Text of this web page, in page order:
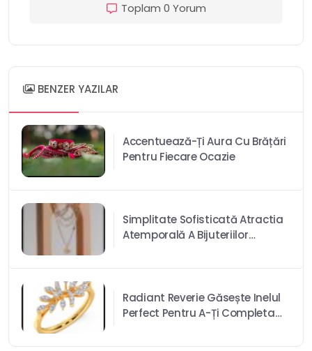
Toplam 0 Yorum
BENZER YAZILAR
Accentuează-Ți Aura Cu Brățări
Pentru Fiecare Ocazie
Simplitate Sofisticată Atractia
Atemporală A Bijuteriilor
Radiant Reverie Găsește Inelul
Perfect Pentru A-Ți Completa